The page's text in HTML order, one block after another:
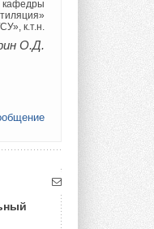
кафедры
к.т.н.
О.Д.